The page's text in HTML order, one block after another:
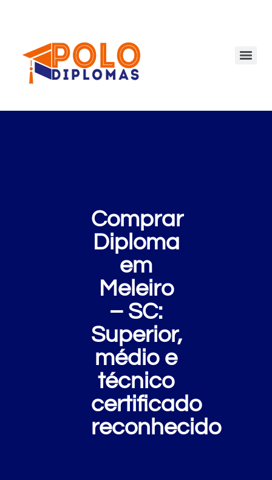
Comprar
Diploma
em
Meleiro
– SC:
Superior,
médio e
técnico
certificado
reconhecido